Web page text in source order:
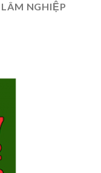
NGHIỆP